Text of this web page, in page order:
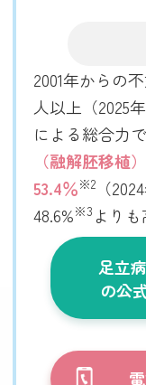
2001年からの
人以上（2025
による総合力
（融解胚移植
53.4％※2 （
48.6%※3 よりも
足立
の公